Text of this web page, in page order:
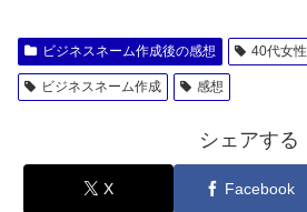
ビジネスネーム作成後の感想 40代女性
ビジネスネーム作成 感想
シェアする
X Facebook